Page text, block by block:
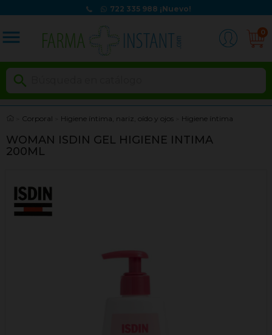
722 335 988 ¡Nuevo!
menu 0

Corporal Higiene íntima, nariz, oído y ojos Higiene íntima
WOMAN ISDIN GEL HIGIENE INTIMA
200ML